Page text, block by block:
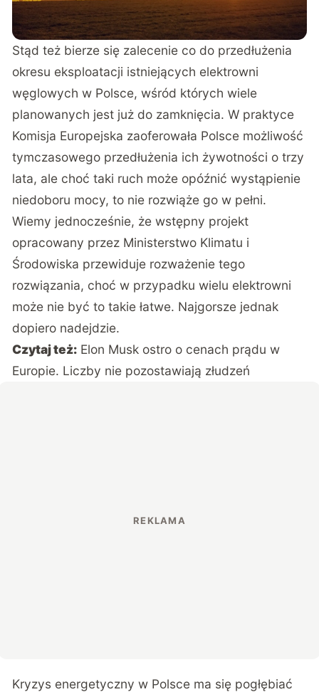
Stąd też bierze się zalecenie co do przedłużenia
okresu eksploatacji istniejących elektrowni
węglowych w Polsce, wśród których wiele
planowanych jest już do zamknięcia. W praktyce
Komisja Europejska zaoferowała Polsce możliwość
tymczasowego przedłużenia ich żywotności o trzy
lata, ale choć taki ruch może opóźnić wystąpienie
niedoboru mocy, to nie rozwiąże go w pełni.
Wiemy jednocześnie, że wstępny projekt
opracowany przez Ministerstwo Klimatu i
Środowiska przewiduje rozważenie tego
rozwiązania, choć w przypadku wielu elektrowni
może nie być to takie łatwe. Najgorsze jednak
dopiero nadejdzie.
Czytaj też: Elon Musk ostro o cenach prądu w
Europie. Liczby nie pozostawiają złudzeń
Kryzys energetyczny w Polsce ma się pogłębiać